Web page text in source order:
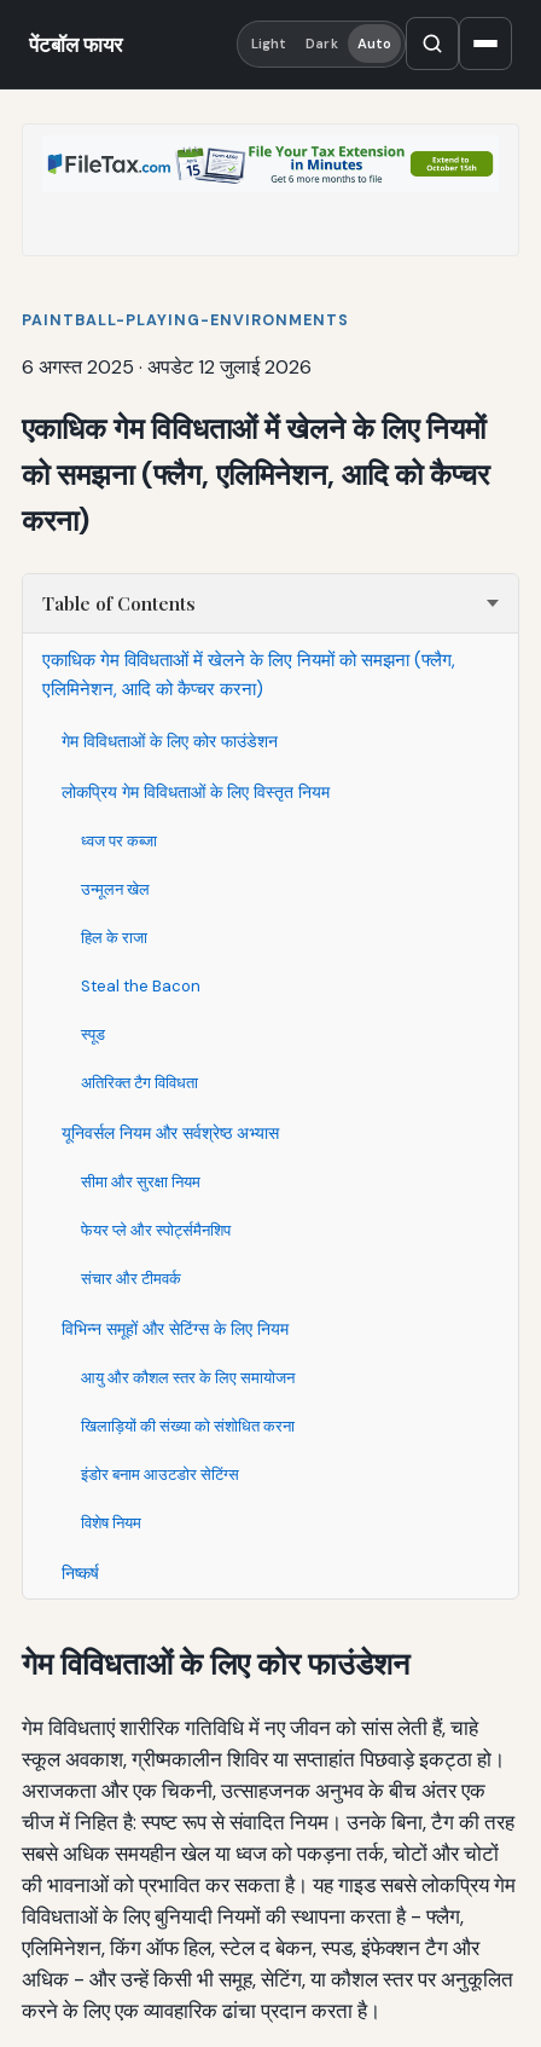
पेंटबॉल फायर Light Dark Auto
PAINTBALL-PLAYING-ENVIRONMENTS
6 अगस्त 2025 · अपडेट 12 जुलाई 2026
एकाधिक गेम विविधताओं में खेलने के लिए नियमों
को समझना (फ्लैग, एलिमिनेशन, आदि को कैप्चर
करना)
Table of Contents
एकाधिक गेम विविधताओं में खेलने के लिए नियमों को समझना (फ्लैग,
एलिमिनेशन, आदि को कैप्चर करना)
गेम विविधताओं के लिए कोर फाउंडेशन
लोकप्रिय गेम विविधताओं के लिए विस्तृत नियम
ध्वज पर कब्जा
उन्मूलन खेल
हिल के राजा
Steal the Bacon
स्पूड
अतिरिक्त टैग विविधता
यूनिवर्सल नियम और सर्वश्रेष्ठ अभ्यास
सीमा और सुरक्षा नियम
फेयर प्ले और स्पोर्ट्समैनशिप
संचार और टीमवर्क
विभिन्न समूहों और सेटिंग्स के लिए नियम
आयु और कौशल स्तर के लिए समायोजन
खिलाड़ियों की संख्या को संशोधित करना
इंडोर बनाम आउटडोर सेटिंग्स
विशेष नियम
निष्कर्ष
गेम विविधताओं के लिए कोर फाउंडेशन
गेम विविधताएं शारीरिक गतिविधि में नए जीवन को सांस लेती हैं, चाहे
स्कूल अवकाश, ग्रीष्मकालीन शिविर या सप्ताहांत पिछवाड़े इकट्ठा हो।
अराजकता और एक चिकनी, उत्साहजनक अनुभव के बीच अंतर एक
चीज में निहित है: स्पष्ट रूप से संवादित नियम। उनके बिना, टैग की तरह
सबसे अधिक समयहीन खेल या ध्वज को पकड़ना तर्क, चोटों और चोटों
की भावनाओं को प्रभावित कर सकता है। यह गाइड सबसे लोकप्रिय गेम
विविधताओं के लिए बुनियादी नियमों की स्थापना करता है - फ्लैग,
एलिमिनेशन, किंग ऑफ हिल, स्टेल द बेकन, स्पड, इंफेक्शन टैग और
अधिक - और उन्हें किसी भी समूह, सेटिंग, या कौशल स्तर पर अनुकूलित
करने के लिए एक व्यावहारिक ढांचा प्रदान करता है।